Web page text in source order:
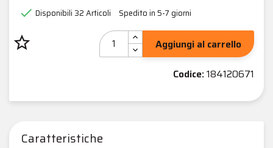
 Disponibili32 Articoli Spedito in 5-7 giorni
star_border
Aggiungi al carrello
Codice:184120671
Caratteristiche